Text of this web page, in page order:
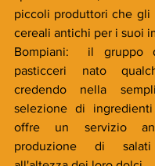
piccoli produttori che gli
cereali antichi per i suoi
Bompiani:  il gruppo
pasticceri nato
credendo nella
selezione di
offre un servizio
produzione di salati